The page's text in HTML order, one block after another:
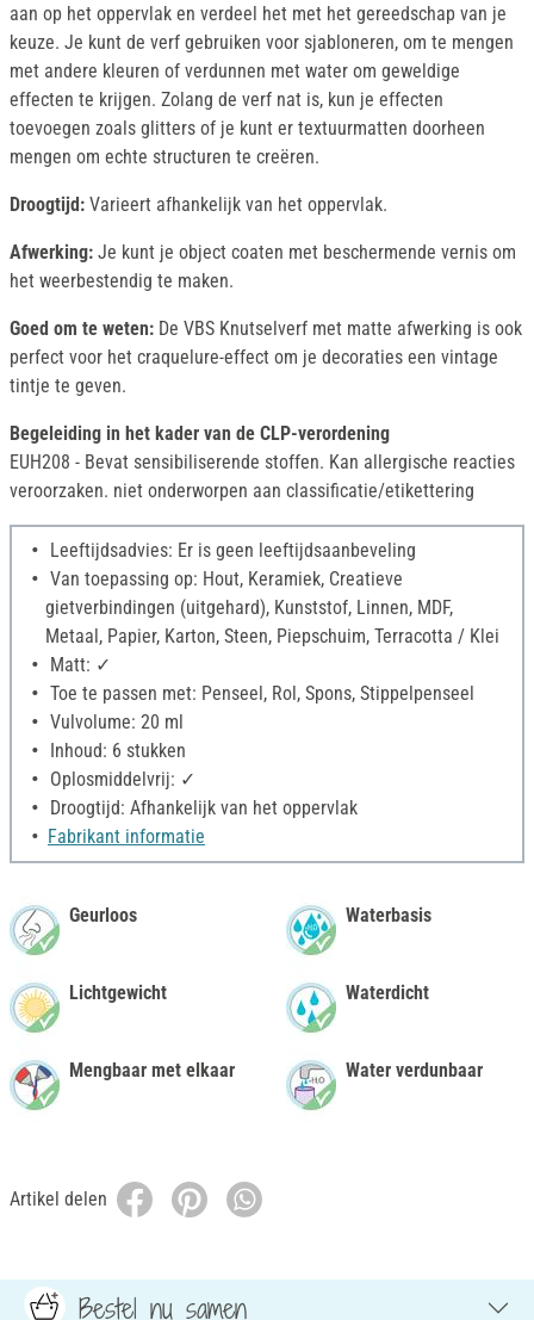
aan op het oppervlak en verdeel het met het gereedschap van je
keuze. Je kunt de verf gebruiken voor sjabloneren, om te mengen
met andere kleuren of verdunnen met water om geweldige
effecten te krijgen. Zolang de verf nat is, kun je effecten
toevoegen zoals glitters of je kunt er textuurmatten doorheen
mengen om echte structuren te creëren.
Droogtijd: Varieert afhankelijk van het oppervlak.
Afwerking: Je kunt je object coaten met beschermende vernis om
het weerbestendig te maken.
Goed om te weten: De VBS Knutselverf met matte afwerking is ook
perfect voor het craquelure-effect om je decoraties een vintage
tintje te geven.
Begeleiding in het kader van de CLP-verordening
EUH208 - Bevat sensibiliserende stoffen. Kan allergische reacties
veroorzaken. niet onderworpen aan classificatie/etikettering
Leeftijdsadvies: Er is geen leeftijdsaanbeveling
Van toepassing op: Hout, Keramiek, Creatieve
gietverbindingen (uitgehard), Kunststof, Linnen, MDF,
Metaal, Papier, Karton, Steen, Piepschuim, Terracotta / Klei
Matt: ✓
Toe te passen met: Penseel, Rol, Spons, Stippelpenseel
Vulvolume: 20 ml
Inhoud: 6 stukken
Oplosmiddelvrij: ✓
Droogtijd: Afhankelijk van het oppervlak
Fabrikant informatie
Geurloos
Lichtgewicht
Mengbaar met elkaar
Waterbasis
Waterdicht
Water verdunbaar
Artikel delen
Bestel nu samen